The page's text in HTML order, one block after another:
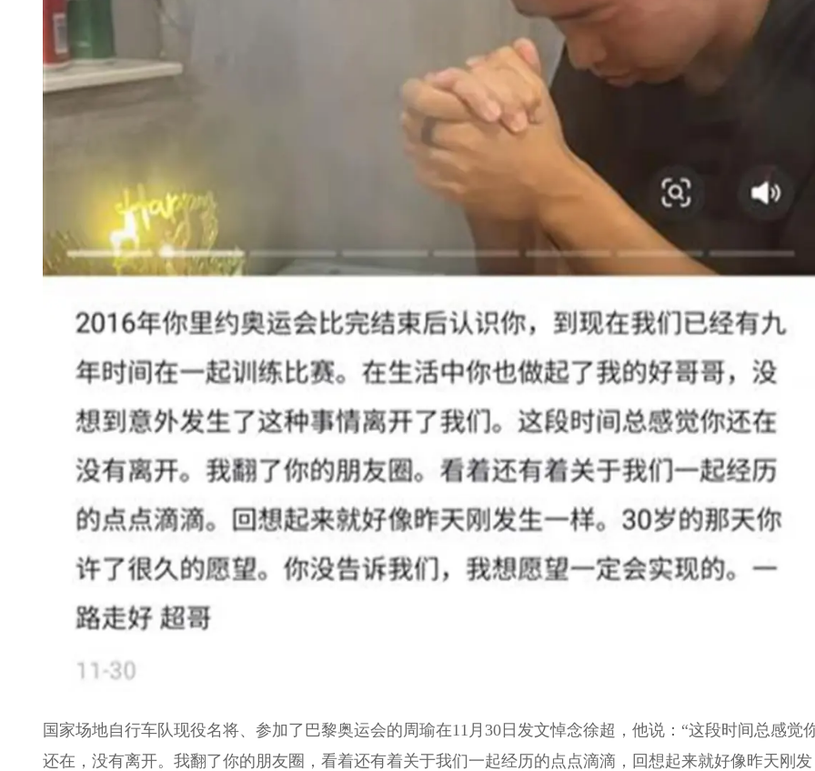
国家场地自行车队现役名将、参加了巴黎奥运会的周瑜在11月30日发文悼念徐超，他说：“这段时间总感觉
还在，没有离开。我翻了你的朋友圈，看着还有着关于我们一起经历的点点滴滴，回想起来就好像昨天刚发